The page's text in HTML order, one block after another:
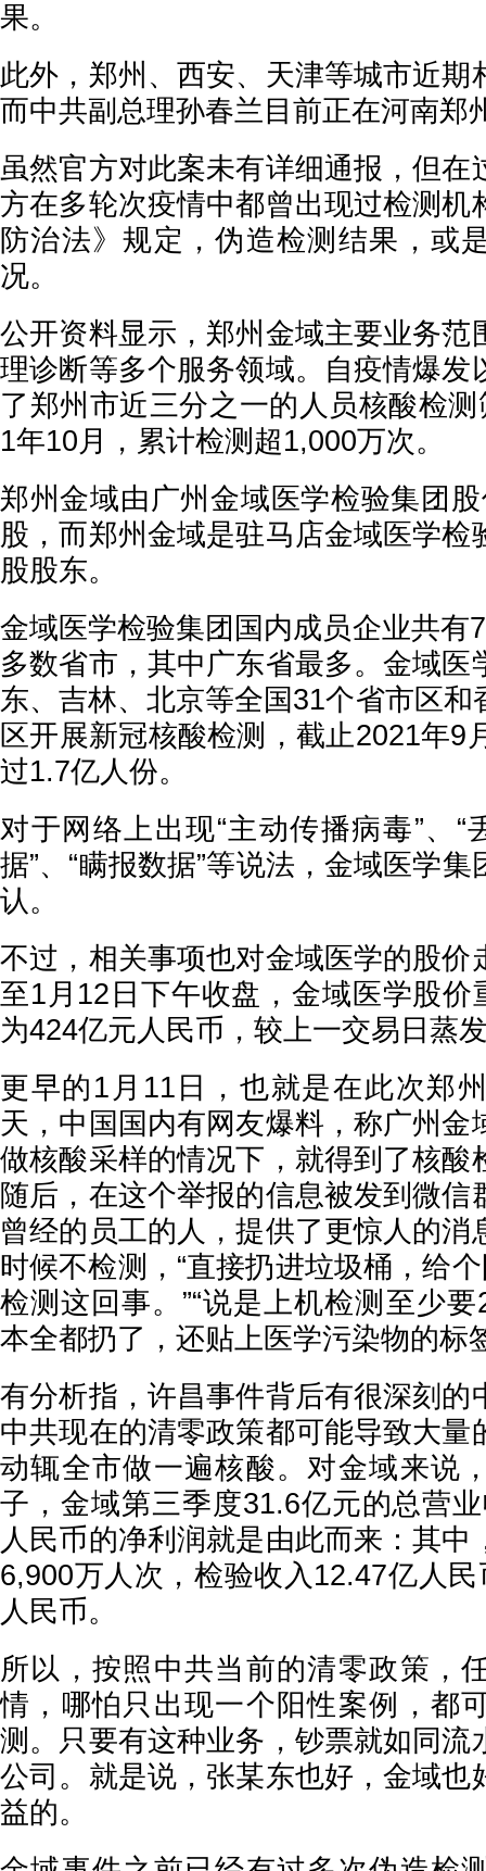
果。
此外，郑州、西安、天津等城市近期
而中共副总理孙春兰目前正在河南郑
虽然官方对此案未有详细通报，但在
方在多轮次疫情中都曾出现过检测机
防治法》规定，伪造检测结果，或
况。
公开资料显示，郑州金域主要业务范
理诊断等多个服务领域。自疫情爆发
了郑州市近三分之一的人员核酸检
1年10月，累计检测超1,000万次。
郑州金域由广州金域医学检验集团
股，而郑州金域是驻马店金域医学检
股股东。
金域医学检验集团国内成员企业共有
多数省市，其中广东省最多。金域医
东、吉林、北京等全国31个省市区和
区开展新冠核酸检测，截止2021年9
过1.7亿人份。
对于网络上出现“主动传播病毒”、“
据”、“瞒报数据”等说法，金域医学
认。
不过，相关事项也对金域医学的股价
至1月12日下午收盘，金域医学股价
为424亿元人民币，较上一交易日蒸
更早的1月11日，也就是在此次郑
天，中国国内有网友爆料，称广州金
做核酸采样的情况下，就得到了核酸
随后，在这个举报的信息被发到微信
曾经的员工的人，提供了更惊人的消
时候不检测，“直接扔进垃圾桶，给
检测这回事。”“说是上机检测至少
本全都扔了，还贴上医学污染物的标
有分析指，许昌事件背后有很深刻的
中共现在的清零政策都可能导致大量
动辄全市做一遍核酸。对金域来说
子，金域第三季度31.6亿元的总营
人民币的净利润就是由此而来：其中
6,900万人次，检验收入12.47亿人
人民币。
所以，按照中共当前的清零政策，
情，哪怕只出现一个阳性案例，都
测。只要有这种业务，钞票就如同流
公司。就是说，张某东也好，金域也
益的。